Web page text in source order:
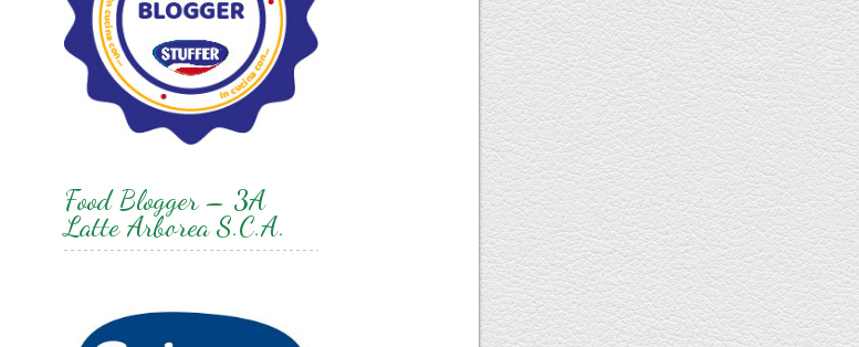
Food Blogger – 3A
Latte Arborea S.C.A.